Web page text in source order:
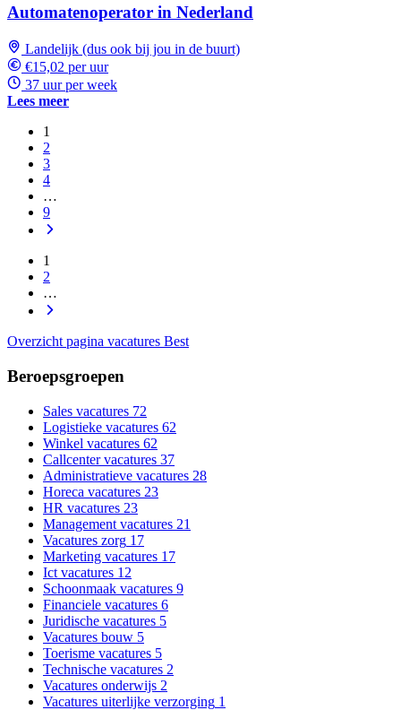
Automatenoperator in Nederland
Landelijk (dus ook bij jou in de buurt)
€15,02 per uur
37 uur per week
Lees meer
1
2
3
4
…
9
1
2
…
Overzicht pagina vacatures Best
Beroepsgroepen
Sales vacatures 72
Logistieke vacatures 62
Winkel vacatures 62
Callcenter vacatures 37
Administratieve vacatures 28
Horeca vacatures 23
HR vacatures 23
Management vacatures 21
Vacatures zorg 17
Marketing vacatures 17
Ict vacatures 12
Schoonmaak vacatures 9
Financiele vacatures 6
Juridische vacatures 5
Vacatures bouw 5
Toerisme vacatures 5
Technische vacatures 2
Vacatures onderwijs 2
Vacatures uiterlijke verzorging 1